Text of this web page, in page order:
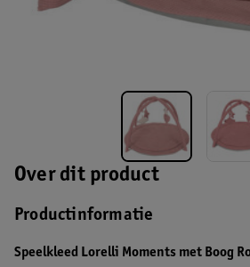
Over dit product
Productinformatie
Speelkleed Lorelli Moments met Boog